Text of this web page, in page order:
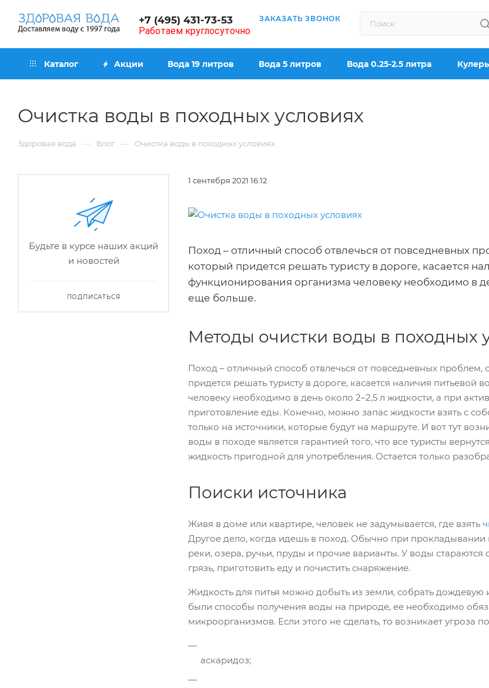
+7 (495) 431-73-53
Работаем круглосуточно
ЗАКАЗАТЬ ЗВОНОК
Каталог Акции Вода 19 литров Вода 5 литров Вода 0.25-2.5 литра
Очистка воды в походных условиях
Здоровая вода — Блог — Очистка воды в походных условиях
1 сентября 2021 16:12
Поход – отличный способ отвлечься от повседневных
который придется решать туристу в дороге, касается
функционирования организма человеку необходимо в
еще больше.
Методы очистки воды в походных
Поход – отличный способ отвлечься от повседневных
придется решать туристу в дороге, касается наличия
человеку необходимо в день около 2–2,5 л жидкости, а при
приготовление еды. Конечно, можно запас жидкости взять с
только на источники, которые будут на маршруте. И вот тут
воды в походе является гарантией того, что все туристы
жидкость пригодной для употребления. Остается только
Поиски источника
Живя в доме или квартире, человек не задумывается, где взять
Другое дело, когда идешь в поход. Обычно при
реки, озера, ручьи, пруды и прочие варианты. У воды
грязь, приготовить еду и почистить снаряжение.
Жидкость для питья можно добыть из земли, собрать
были способы получения воды на природе, ее необходимо
микроорганизмов. Если этого не сделать, то возникает угроза
аскаридоз;
Будьте в курсе наших акций
и новостей
ПОДПИСАТЬСЯ